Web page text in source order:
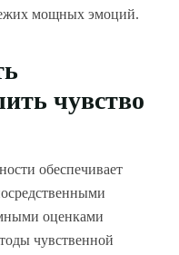
мощных эмоций.
чувство
обеспечивает
оценками
чувственной